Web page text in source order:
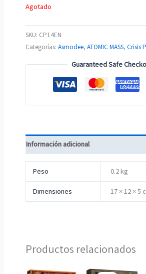
Agotado
SKU: CP14EN
Categorías:Asmodee,ATOMIC MASS,Crisis
Guaranteed Safe
Información adicional
Peso 0.2 kg
Dimensiones 17 × 12 × 5
Productos relacionados